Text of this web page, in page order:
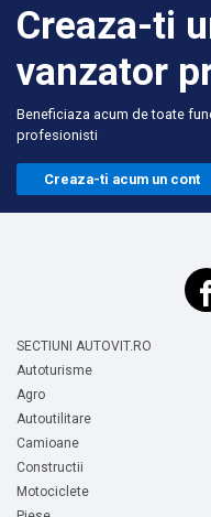
Creaza-ti
vanzator
Beneficiaza acum de toate
profesionisti
Creaza-ti acum un cont
SECTIUNI AUTOVIT.RO
Autoturisme
Agro
Autoutilitare
Camioane
Constructii
Motociclete